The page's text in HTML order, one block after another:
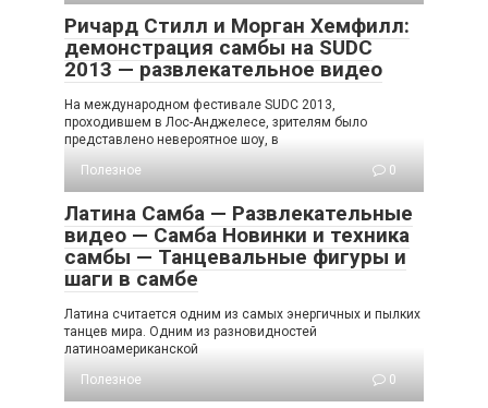
Ричард Стилл и Морган Хемфилл:
демонстрация самбы на SUDC
2013 — развлекательное видео
На международном фестивале SUDC 2013,
проходившем в Лос-Анджелесе, зрителям было
представлено невероятное шоу, в
Полезное
0
Латина Самба — Развлекательные
видео — Самба Новинки и техника
самбы — Танцевальные фигуры и
шаги в самбе
Латина считается одним из самых энергичных и пылких
танцев мира. Одним из разновидностей
латиноамериканской
Полезное
0